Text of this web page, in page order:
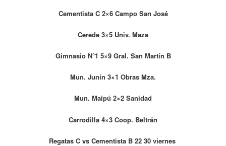
Cementista C 2×6 Campo San José
Cerede 3×5 Univ. Maza
Gimnasio N°1 5×9 Gral. San Martín B
Mun. Junín 3×1 Obras Mza.
Mun. Maipú 2×2 Sanidad
Carrodilla 4×3 Coop. Beltrán
Regatas C vs Cementista B 22 30 viernes